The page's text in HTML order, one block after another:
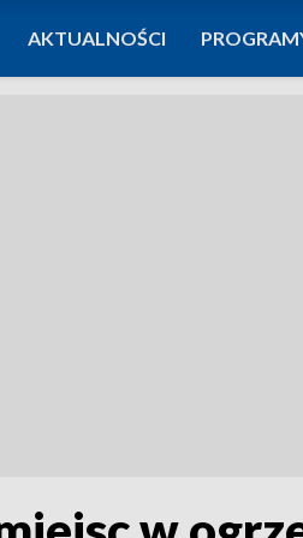
AKTUALNOŚCI